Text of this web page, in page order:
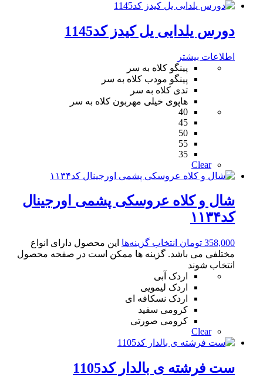
دورس یلدایی یل کیدز کد1145
اطلاعات بیشتر
پینگو کلاه به سر
پینگو مودب کلاه به سر
تدی کلاه به سر
هاپوی خیلی مهربون کلاه به سر
40
45
50
55
35
Clear
شال و کلاه عروسکی پشمی اورجینال
کد۱۱۳۴
358,000 تومان انتخاب گزینه‌ها این محصول دارای انواع
مختلفی می باشد. گزینه ها ممکن است در صفحه محصول
انتخاب شوند
اردک آبی
اردک لیمویی
اردک نسکافه ای
کرومی سفید
کرومی صورتی
Clear
ست فرشته ی بالدار کد1105